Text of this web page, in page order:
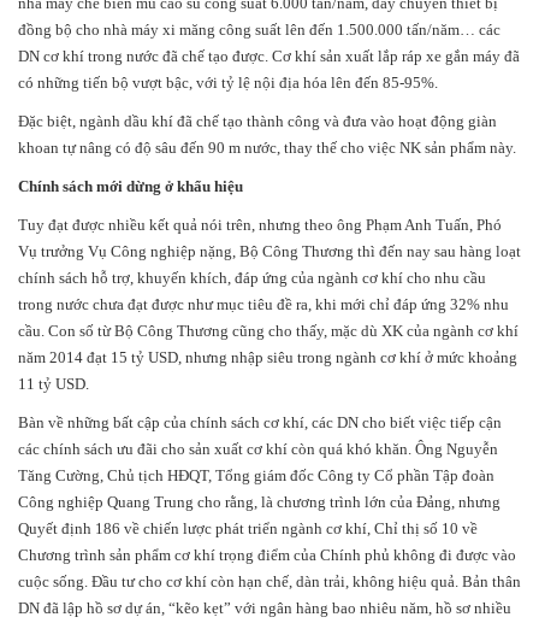
đồng bộ cho nhà máy xi măng công suất lên đến 1.500.000 tấn/năm… các
DN cơ khí trong nước đã chế tạo được. Cơ khí sản xuất lắp ráp xe gắn máy đã
có những tiến bộ vượt bậc, với tỷ lệ nội địa hóa lên đến 85-95%.
Đặc biệt, ngành dầu khí đã chế tạo thành công và đưa vào hoạt động giàn
khoan tự nâng có độ sâu đến 90 m nước, thay thế cho việc NK sản phẩm này.
Chính sách mới dừng ở khẩu hiệu
Tuy đạt được nhiều kết quả nói trên, nhưng theo ông Phạm Anh Tuấn, Phó
Vụ trưởng Vụ Công nghiệp nặng, Bộ Công Thương thì đến nay sau hàng loạt
chính sách hỗ trợ, khuyến khích, đáp ứng của ngành cơ khí cho nhu cầu
trong nước chưa đạt được như mục tiêu đề ra, khi mới chỉ đáp ứng 32% nhu
cầu. Con số từ Bộ Công Thương cũng cho thấy, mặc dù XK của ngành cơ khí
năm 2014 đạt 15 tỷ USD, nhưng nhập siêu trong ngành cơ khí ở mức khoảng
11 tỷ USD.
Bàn về những bất cập của chính sách cơ khí, các DN cho biết việc tiếp cận
các chính sách ưu đãi cho sản xuất cơ khí còn quá khó khăn. Ông Nguyễn
Tăng Cường, Chủ tịch HĐQT, Tổng giám đốc Công ty Cổ phần Tập đoàn
Công nghiệp Quang Trung cho rằng, là chương trình lớn của Đảng, nhưng
Quyết định 186 về chiến lược phát triển ngành cơ khí, Chỉ thị số 10 về
Chương trình sản phẩm cơ khí trọng điểm của Chính phủ không đi được vào
cuộc sống. Đầu tư cho cơ khí còn hạn chế, dàn trải, không hiệu quả. Bản thân
DN đã lập hồ sơ dự án, “kẽo kẹt” với ngân hàng bao nhiêu năm, hồ sơ nhiều